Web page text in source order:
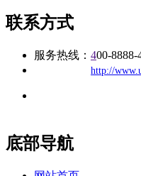
联系方式
服务热线： 400-8888-
http://
底部导航